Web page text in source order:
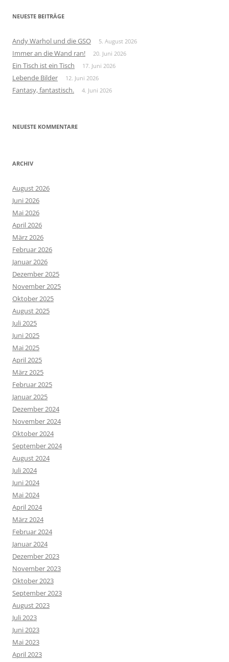
NEUESTE BEITRÄGE
Andy Warhol und die GSO 5. August 2026
Immer an die Wand ran! 20. Juni 2026
Ein Tisch ist ein Tisch 17. Juni 2026
Lebende Bilder 12. Juni 2026
Fantasy, fantastisch. 4. Juni 2026
NEUESTE KOMMENTARE
ARCHIV
August 2026
Juni 2026
Mai 2026
April 2026
März 2026
Februar 2026
Januar 2026
Dezember 2025
November 2025
Oktober 2025
August 2025
Juli 2025
Juni 2025
Mai 2025
April 2025
März 2025
Februar 2025
Januar 2025
Dezember 2024
November 2024
Oktober 2024
September 2024
August 2024
Juli 2024
Juni 2024
Mai 2024
April 2024
März 2024
Februar 2024
Januar 2024
Dezember 2023
November 2023
Oktober 2023
September 2023
August 2023
Juli 2023
Juni 2023
Mai 2023
April 2023